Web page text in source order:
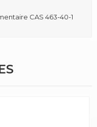
CAS 463-40-1